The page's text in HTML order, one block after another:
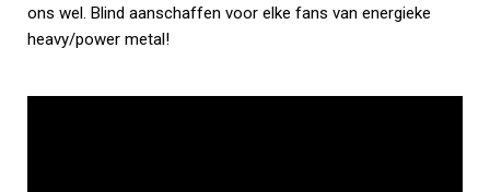
ons wel. Blind aanschaffen voor elke fans van energieke
heavy/power metal!